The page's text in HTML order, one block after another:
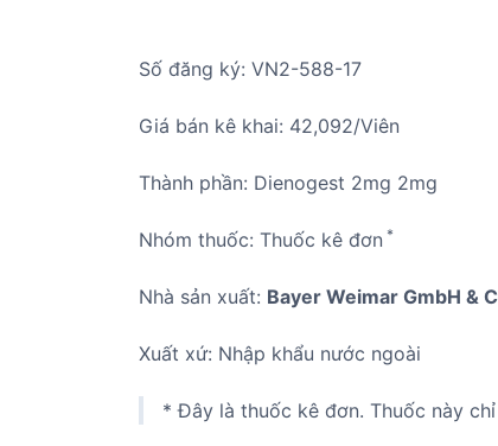
Số đăng ký: VN2-588-17
Giá bán kê khai: 42,092/Viên
Thành phần: Dienogest 2mg 2mg
Nhóm thuốc: Thuốc kê đơn *
Nhà sản xuất: Bayer Weimar GmbH &
Xuất xứ: Nhập khẩu nước ngoài
* Đây là thuốc kê đơn. Thuốc này